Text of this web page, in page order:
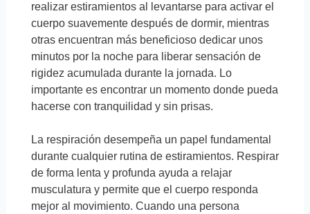
realizar estiramientos al levantarse para activar el
cuerpo suavemente después de dormir, mientras
otras encuentran más beneficioso dedicar unos
minutos por la noche para liberar sensación de
rigidez acumulada durante la jornada. Lo
importante es encontrar un momento donde pueda
hacerse con tranquilidad y sin prisas.
La respiración desempeña un papel fundamental
durante cualquier rutina de estiramientos. Respirar
de forma lenta y profunda ayuda a relajar
musculatura y permite que el cuerpo responda
mejor al movimiento. Cuando una persona